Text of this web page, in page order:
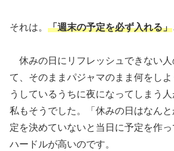
それは。 「週末の予定を必ず入れる」
休みの日にリフレッシュできない人
て、そのままパジャマのまま何をし
うしているうちに夜になってしまう人
私もそうでした。「休みの日はなん
定を決めていないと当日に予定を作
ハードルが高いのです。